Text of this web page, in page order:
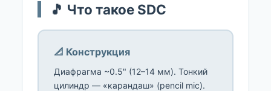
🎵 Что такое SDC
📐 Конструкция
Диафрагма ~0.5" (12–14 мм). Тонкий
цилиндр — «карандаш» (pencil mic).